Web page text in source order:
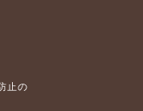
止の